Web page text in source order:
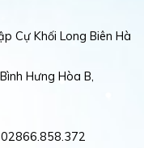
Cự Khối Long Biên Hà
Hưng Hòa B,